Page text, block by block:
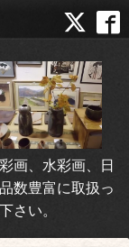
画、水彩画、日
数豊富に取扱っ
さい。